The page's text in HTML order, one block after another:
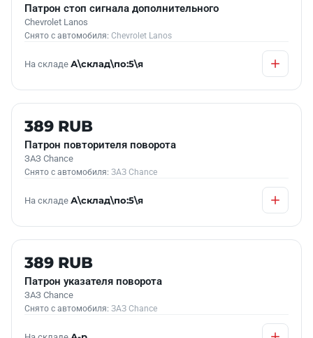
Патрон стоп сигнала дополнительного
Chevrolet Lanos
Снято с автомобиля: Chevrolet Lanos
На складе А\склад\по:5\я
Б/У В НАЛИЧИИ
389 RUB
Патрон повторителя поворота
ЗАЗ Chance
Снято с автомобиля: ЗАЗ Chance
На складе А\склад\по:5\я
Б/У В НАЛИЧИИ
389 RUB
Патрон указателя поворота
ЗАЗ Chance
Снято с автомобиля: ЗАЗ Chance